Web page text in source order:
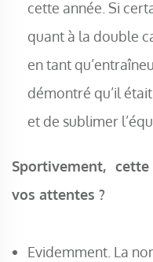
cette année. Si
quant à la double
en tant
démontré qu’il
et de sublimer
Sportivement,
vos attentes ?
Evidemment. La